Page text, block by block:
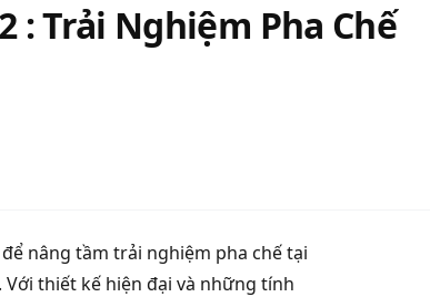
: Trải Nghiệm Pha Chế
nâng tầm trải nghiệm pha chế tại
thiết kế hiện đại và những tính